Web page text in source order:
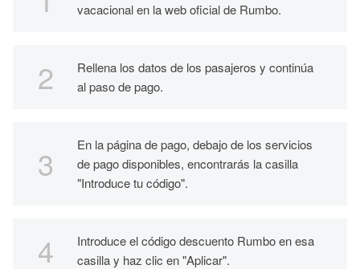
vacacional en la web oficial de Rumbo.
Rellena los datos de los pasajeros y continúa
al paso de pago.
En la página de pago, debajo de los servicios
de pago disponibles, encontrarás la casilla
"Introduce tu código".
Introduce el código descuento Rumbo en esa
casilla y haz clic en "Aplicar".